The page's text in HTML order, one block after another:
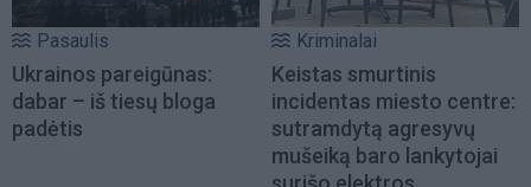
Pasaulis
Ukrainos pareigūnas:
dabar – iš tiesų bloga
padėtis
Kriminalai
Keistas smurtinis
incidentas miesto centre:
sutramdytą agresyvų
mušeiką baro lankytojai